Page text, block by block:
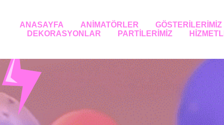
ANASAYFA ANİMATÖRLER
GÖSTERİLERİMİZ
DEKORASYONLAR
PARTİLERİMİZ